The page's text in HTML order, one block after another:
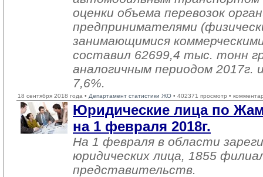
оценки объема перевозок
предпринимателями
занимающимися
составил 62699,4 тыс. тонн
аналогичным периодом 2017г.
7,6%.
18 сентября 2018 года • Департамент статистики ЖО • 402371 просмотр •
Юридические лица по
на 1 февраля 2018г.
На 1 февраля в области
юридических лица, 1855
представительств.